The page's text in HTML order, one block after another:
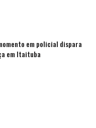
em policial dispara
em Itaituba